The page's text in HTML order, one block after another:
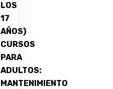
LOS
17
AÑOS)
CURSOS
PARA
ADULTOS:
MANTENIMIENTO